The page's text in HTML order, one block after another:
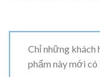
Chỉ những khách
phẩm này mới có